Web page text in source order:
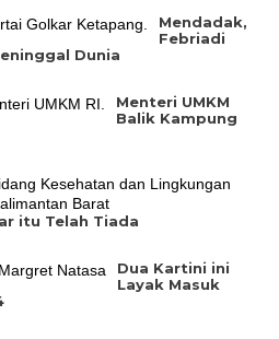
Mendadak,
Febriadi
Dunia
Menteri UMKM
Balik Kampung
itu Telah Tiada
Dua Kartini ini
Layak Masuk